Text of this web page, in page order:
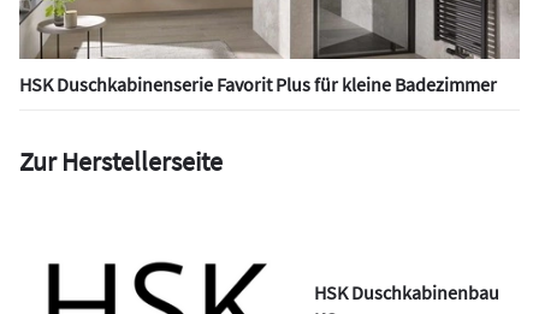
HSK Duschkabinenserie Favorit Plus für kleine Badezimmer
Zur Herstellerseite
HSK Duschkabinenbau